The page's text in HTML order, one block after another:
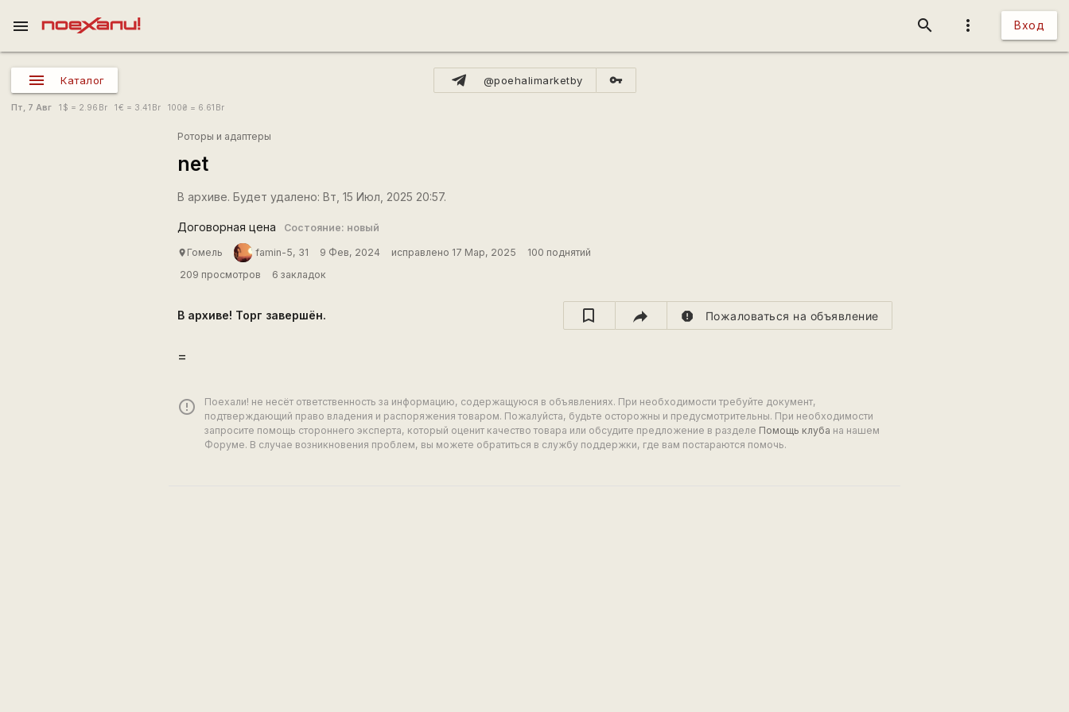
more_vert Вход
search
menu
Каталог @poehalimarketby vpn_key
Пт, 7 Авг 1 $ = 2.96 Br 1€ = 3.41 Br 100₴ = 6.61 Br
Роторы и адаптеры
net
В архиве. Будет удалено: Вт, 15 Июл, 2025 20:57.
Договорная цена Состояние: новый
place Гомель famin-5, 31 9 Фев, 2024 исправлено 17 Мар, 2025
100 поднятий
209 просмотров
6 закладок
В архиве! Торг завершён. report Пожаловаться на объявление
=
error_outline
Поехали! не несёт ответственность за информацию, содержащуюся в объявлениях. При необходимости требуйте документ,
подтверждающий право владения и распоряжения товаром. Пожалуйста, будьте осторожны и предусмотрительны. При необходимости
запросите помощь стороннего эксперта, который оценит качество товара или обсудите предложение в разделе Помощь клуба на нашем
Форуме. В случае возникновения проблем, вы можете обратиться в службу поддержки, где вам постараются помочь.